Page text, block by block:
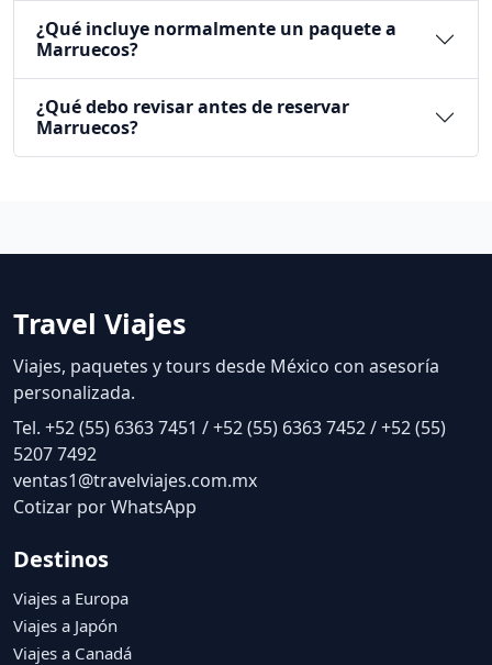
¿Qué incluye normalmente un paquete a
Marruecos?
¿Qué debo revisar antes de reservar
Marruecos?
Travel Viajes
Viajes, paquetes y tours desde México con asesoría
personalizada.
Tel. +52 (55) 6363 7451 / +52 (55) 6363 7452 / +52 (55)
5207 7492
ventas1@travelviajes.com.mx
Cotizar por WhatsApp
Destinos
Viajes a Europa
Viajes a Japón
Viajes a Canadá